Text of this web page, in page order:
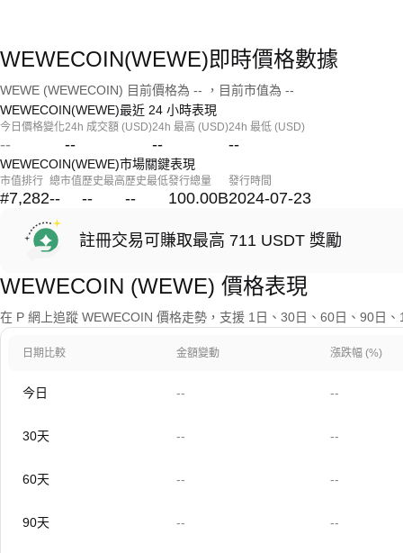
WEWECOIN(WEWE)即時價格數據
WEWE (WEWECOIN) 目前價格為 -- ，目前市值為 --
WEWECOIN(WEWE)最近 24 小時表現
今日價格變化
--
24h 成交額 (USD)
--
24h 最高 (USD)
--
24h 最低 (USD)
--
WEWECOIN(WEWE)市場關鍵表現
市值排行
#7,282
總市值
--
歷史最高
--
歷史最低
--
發行總量
100.00B
發行時間
2024-07-23
註冊交易可賺取最高 711 USDT 獎勵
WEWECOIN (WEWE) 價格表現
在 P 網上追蹤 WEWECOIN 價格走勢，支援 1日、30日、60日、90日
日期比較 金額變動 漲跌幅 (%)
今日 -- --
30天 -- --
60天 -- --
90天 -- --